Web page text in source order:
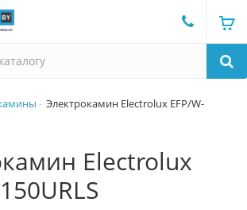
Электрокамин Electrolux EFP/W-
Electrolux